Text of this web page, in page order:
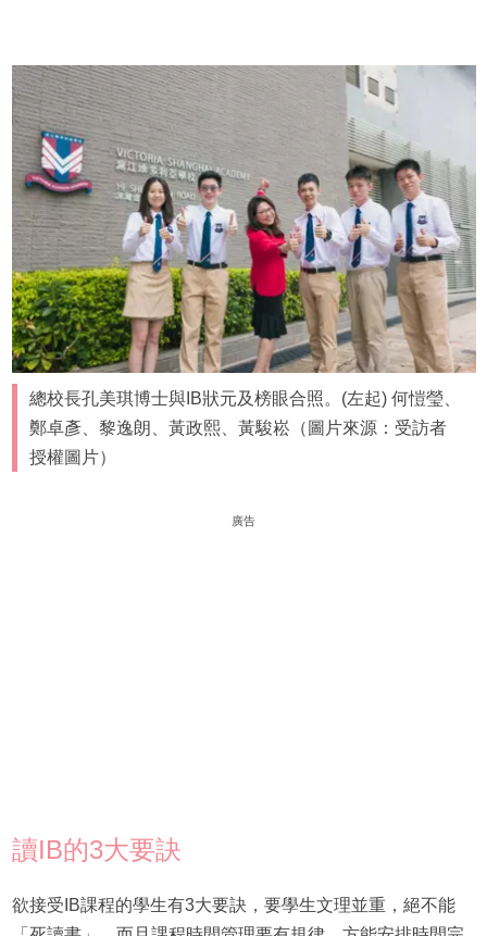
總校長孔美琪博士與IB狀元及榜眼合照。(左起) 何愷瑩、
鄭卓彥、黎逸朗、黃政熙、黃駿崧（圖片來源：受訪者
授權圖片）
廣告
讀IB的3大要訣
欲接受IB課程的學生有3大要訣，要學生文理並重，絕不能